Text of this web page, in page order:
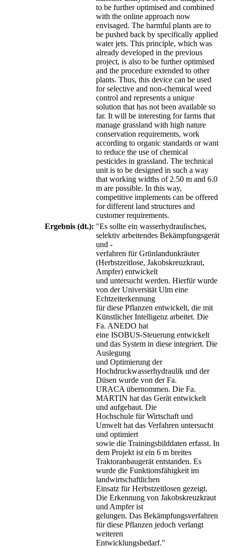
to be further optimised and combined
with the online approach now
envisaged. The harmful plants are to
be pushed back by specifically applied
water jets. This principle, which was
already developed in the previous
project, is also to be further optimised
and the procedure extended to other
plants. Thus, this device can be used
for selective and non-chemical weed
control and represents a unique
solution that has not been available so
far. It will be interesting for farms that
manage grassland with high nature
conservation requirements, work
according to organic standards or want
to reduce the use of chemical
pesticides in grassland. The technical
unit is to be designed in such a way
that working widths of 2.50 m and 6.0
m are possible. In this way,
competitive implements can be offered
for different land structures and
customer requirements.
Ergebnis (dt.): "Es sollte ein wasserhydraulisches,
selektiv arbeitendes Bekämpfungsgerät
und -
verfahren für Grünlandunkräuter
(Herbstzeitlose, Jakobskreuzkraut,
Ampfer) entwickelt
und untersucht werden. Hierfür wurde
von der Universität Ulm eine
Echtzeiterkennung
für diese Pflanzen entwickelt, die mit
Künstlicher Intelligenz arbeitet. Die
Fa. ANEDO hat
eine ISOBUS-Steuerung entwickelt
und das System in diese integriert. Die
Auslegung
und Optimierung der
Hochdruckwasserhydraulik und der
Düsen wurde von der Fa.
URACA übernommen. Die Fa.
MARTIN hat das Gerät entwickelt
und aufgebaut. Die
Hochschule für Wirtschaft und
Umwelt hat das Verfahren untersucht
und optimiert
sowie die Trainingsbilddaten erfasst. In
dem Projekt ist ein 6 m breites
Traktoranbaugerät entstanden. Es
wurde die Funktionsfähigkeit im
landwirtschaftlichen
Einsatz für Herbstzeitlosen gezeigt.
Die Erkennung von Jakobskreuzkraut
und Ampfer ist
gelungen. Das Bekämpfungsverfahren
für diese Pflanzen jedoch verlangt
weiteren
Entwicklungsbedarf."